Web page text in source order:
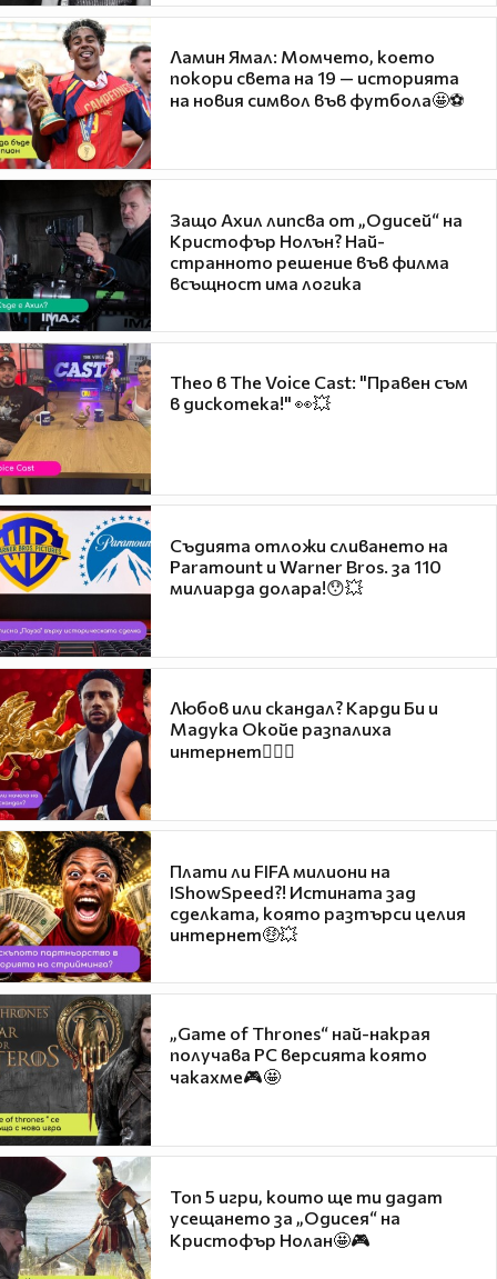
Ламин Ямал: Момчето, което
покори света на 19 — историята
на новия символ във футбола🤩⚽
Защо Ахил липсва от „Одисей“ на
Кристофър Нолън? Най-
странното решение във филма
всъщност има логика
Theo в The Voice Cast: "Правен съм
в дискотека!" 👀💥
Съдията отложи сливането на
Paramount и Warner Bros. за 110
милиарда долара!😯💥
Любов или скандал? Карди Би и
Мадука Окойе разпалиха
интернет❤️‍🔥🔥
Плати ли FIFA милиони на
IShowSpeed?! Истината зад
сделката, която разтърси целия
интернет🤑💥
„Game of Thrones“ най-накрая
получава PC версията която
чакахме🎮🤩
Топ 5 игри, които ще ти дадат
усещането за „Одисея“ на
Кристофър Нолан🤩🎮